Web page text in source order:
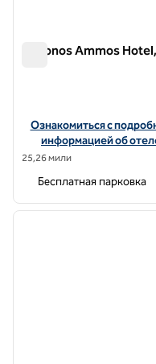
Mykonos Ammos
Посмотреть
Ознакомиться с
информацией об
25,26 мили
Бесплатная парковка
1 из 11